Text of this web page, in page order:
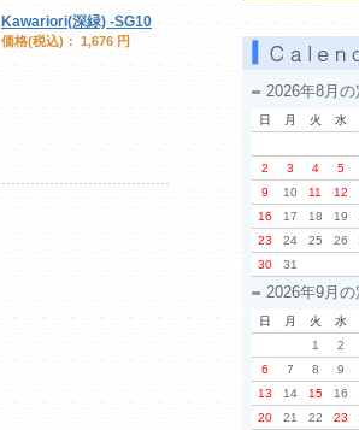
Kawariori(深緑) -SG10
価格(税込)： 1,676 円
2026年8月の
日 月 火 水
2
3 4 5
9
10 11 12
16
17 18 19
23
24 25 26
30
31
2026年9月の
日 月 火 水
1
2
6
7 8 9
13
14 15 16
20
21 22 23